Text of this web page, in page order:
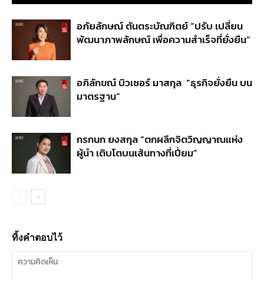
อภัยลักษณ์ ตันตระบัณฑิตย์ “ปรับ เปลี่ยน
พัฒนาภาพลักษณ์ เพื่อความสำเร็จที่ยั่งยืน”
อภิลักขณ์ บิวเซอร์ มาสกุล “ธุรกิจยั่งยืน บน
มาตรฐาน”
กรกนก ยงสกุล “ตกผลึกจิตวิญญาณแห่ง
ผู้นำ เติบโตบนเส้นทางที่เปี่ยม”
ทิ้งคำตอบไว้